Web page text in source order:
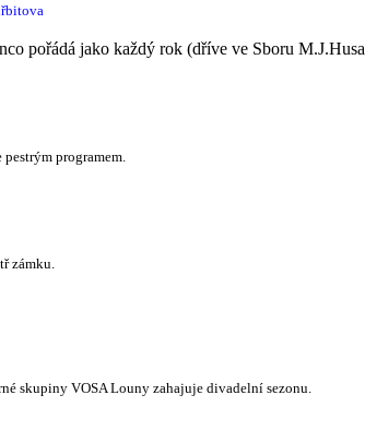
pořádá jako každý rok (dříve ve Sboru
programem.
zámku.
skupiny VOSA Louny zahajuje divadelní sezonu.